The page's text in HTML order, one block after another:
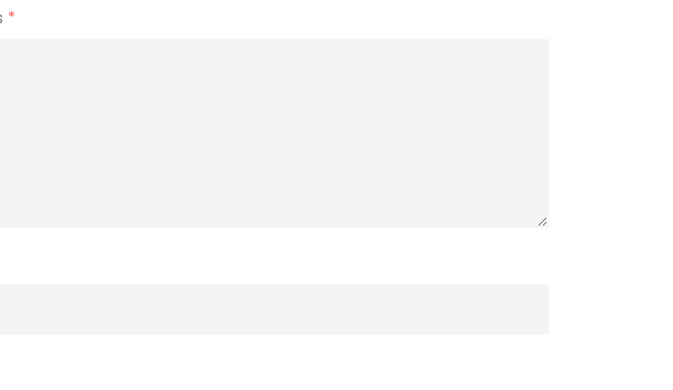
*